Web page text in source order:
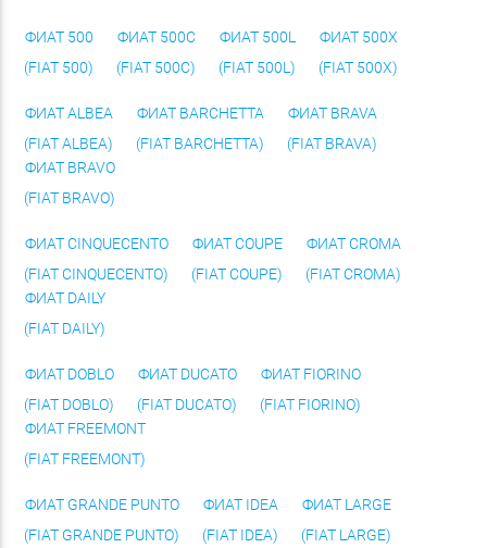
ФИАТ 500
(FIAT 500)
ФИАТ 500C
(FIAT 500C)
ФИАТ 500L
(FIAT 500L)
ФИАТ 500X
(FIAT 500X)
ФИАТ ALBEA
(FIAT ALBEA)
ФИАТ BARCHETTA
(FIAT BARCHETTA)
ФИАТ BRAVA
(FIAT BRAVA)
ФИАТ BRAVO
(FIAT BRAVO)
ФИАТ CINQUECENTO
(FIAT CINQUECENTO)
ФИАТ COUPE
(FIAT COUPE)
ФИАТ CROMA
(FIAT CROMA)
ФИАТ DAILY
(FIAT DAILY)
ФИАТ DOBLO
(FIAT DOBLO)
ФИАТ DUCATO
(FIAT DUCATO)
ФИАТ FIORINO
(FIAT FIORINO)
ФИАТ FREEMONT
(FIAT FREEMONT)
ФИАТ GRANDE PUNTO
(FIAT GRANDE PUNTO)
ФИАТ IDEA
(FIAT IDEA)
ФИАТ LARGE
(FIAT LARGE)